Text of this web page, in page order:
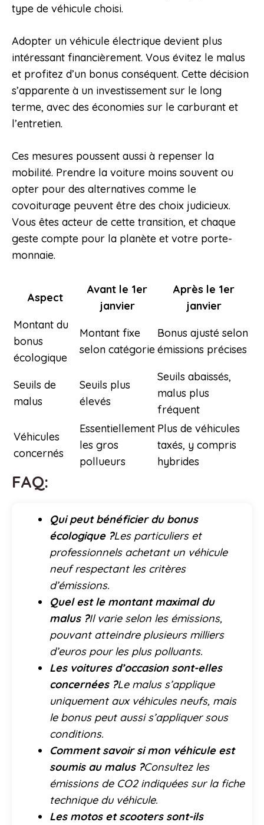
type de véhicule choisi.
Adopter un véhicule électrique devient plus
intéressant financièrement. Vous évitez le malus
et profitez d’un bonus conséquent. Cette décision
s’apparente à un investissement sur le long
terme, avec des économies sur le carburant et
l’entretien.
Ces mesures poussent aussi à repenser la
mobilité. Prendre la voiture moins souvent ou
opter pour des alternatives comme le
covoiturage peuvent être des choix judicieux.
Vous êtes acteur de cette transition, et chaque
geste compte pour la planète et votre porte-
monnaie.
Aspect
Avant le 1er
janvier
Après le 1er
janvier
Montant du
bonus
écologique
Montant fixe
selon catégorie
Bonus ajusté selon
émissions précises
Seuils de
malus
Seuils plus
élevés
Seuils abaissés,
malus plus
fréquent
Véhicules
concernés
Essentiellement
les gros
pollueurs
Plus de véhicules
taxés, y compris
hybrides
FAQ:
Qui peut bénéficier du bonus
écologique ?Les particuliers et
professionnels achetant un véhicule
neuf respectant les critères
d’émissions.
Quel est le montant maximal du
malus ?Il varie selon les émissions,
pouvant atteindre plusieurs milliers
d’euros pour les plus polluants.
Les voitures d’occasion sont-elles
concernées ?Le malus s’applique
uniquement aux véhicules neufs, mais
le bonus peut aussi s’appliquer sous
conditions.
Comment savoir si mon véhicule est
soumis au malus ?Consultez les
émissions de CO2 indiquées sur la fiche
technique du véhicule.
Les motos et scooters sont-ils